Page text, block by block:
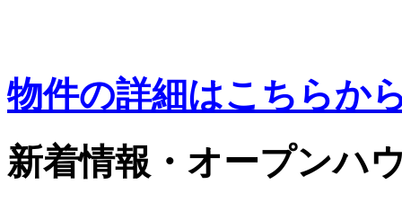
物件の詳細はこちらか
新着情報・オープンハ